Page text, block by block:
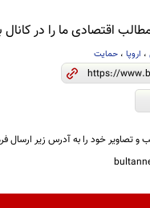
اقتصادی ما را در کانال
، اروپا، حمایت
و تصاویر خود را به آدرس زیر ارسال